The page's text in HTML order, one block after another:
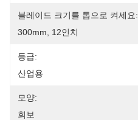
블레이드 크기를 톱으로 켜세요:
300mm, 12인치
등급:
산업용
모양:
회보